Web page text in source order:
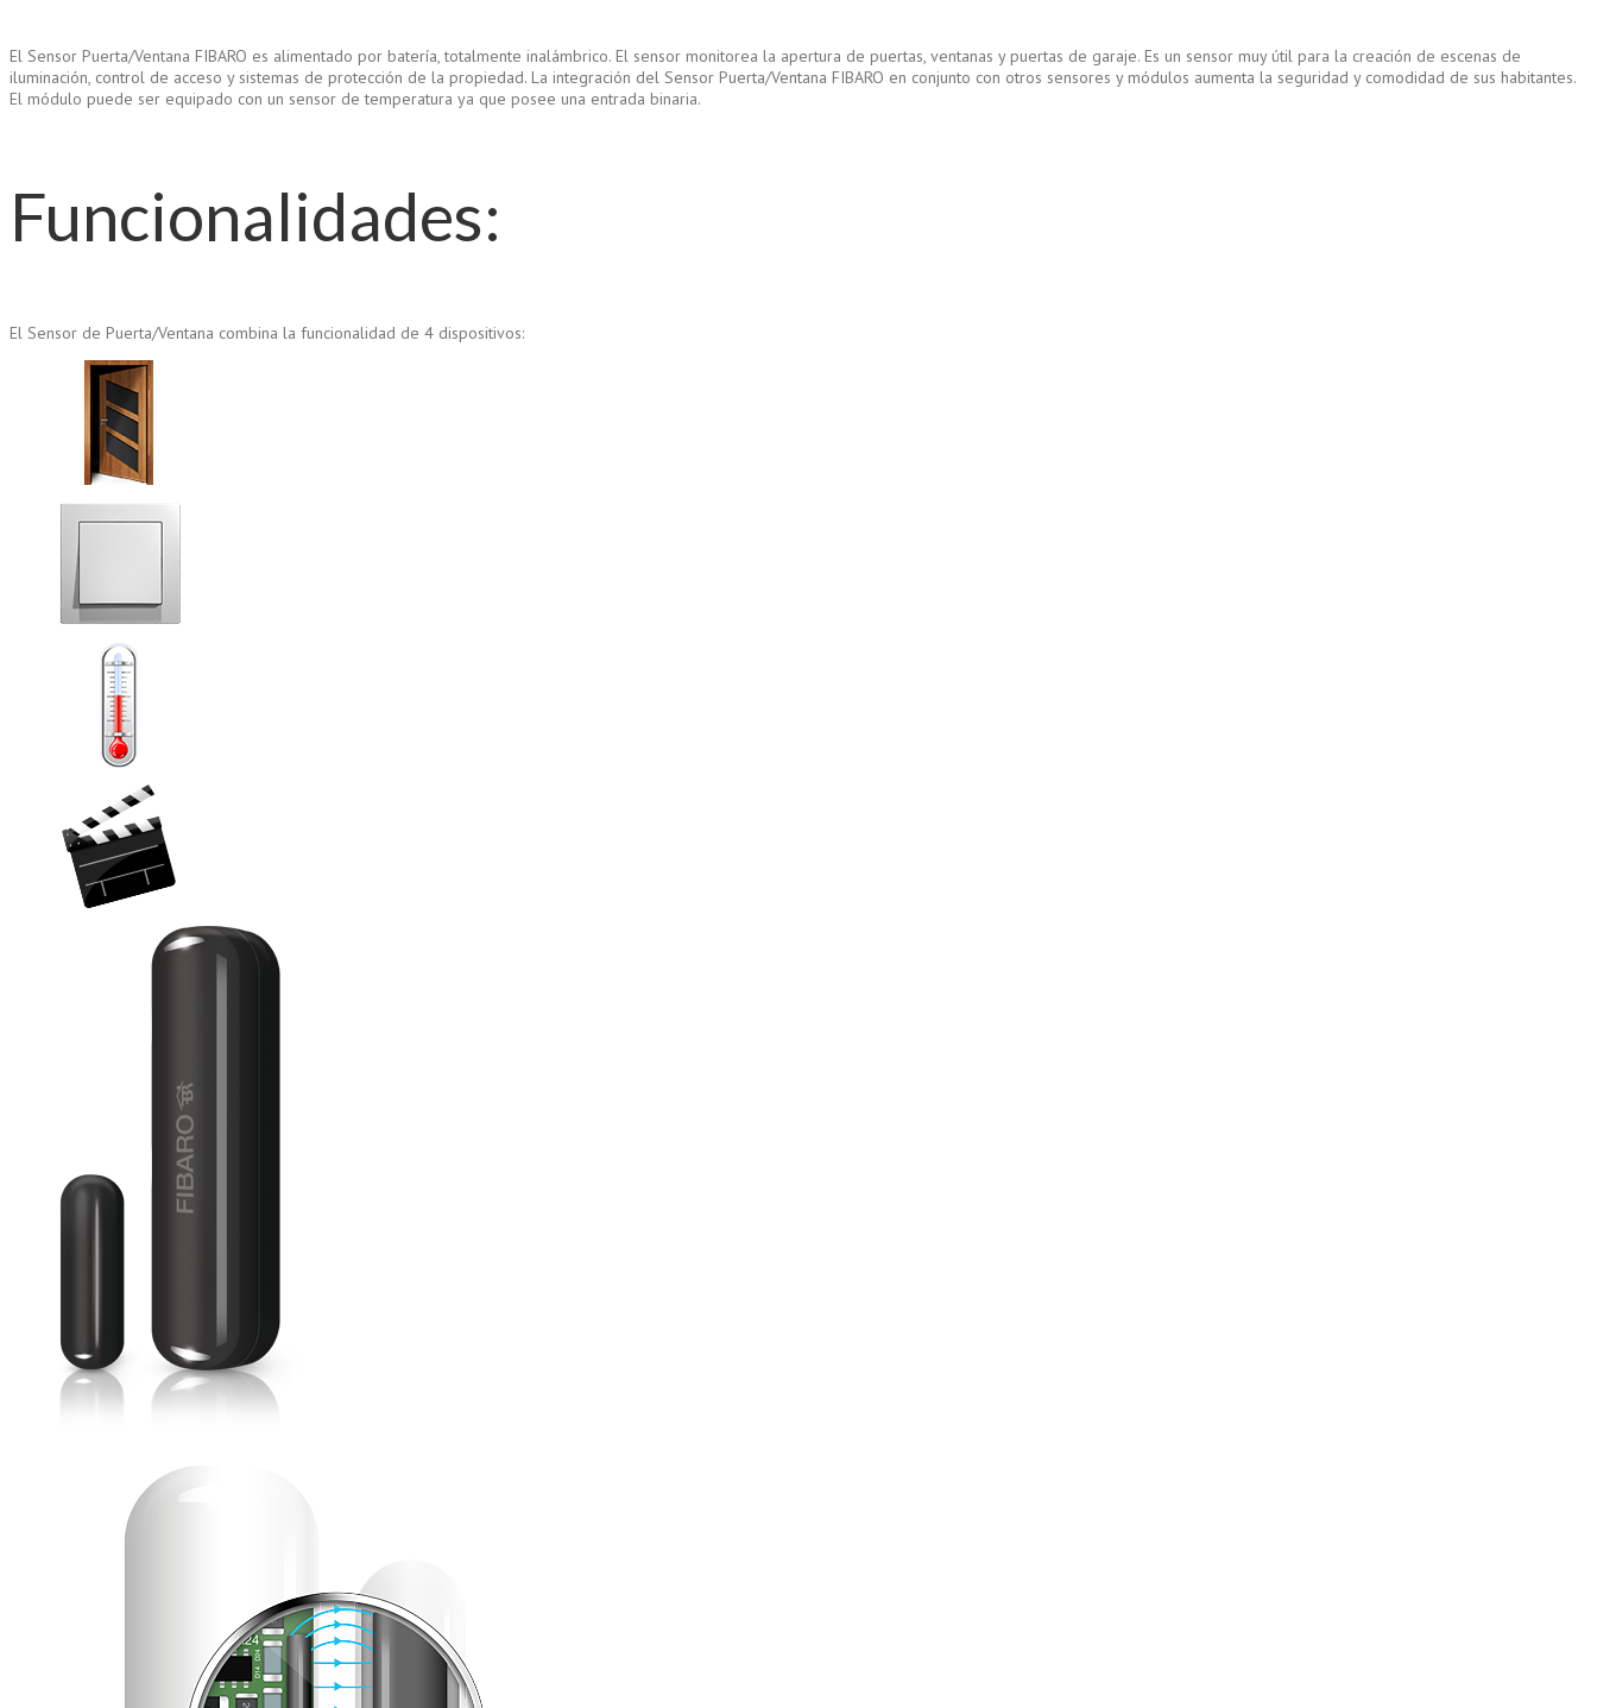
El Sensor Puerta/Ventana FIBARO es alimentado por batería, totalmente inalámbrico. El sensor monitorea la apertura de puertas, ventanas y puertas de garaje. Es un sensor muy útil para la creación de escenas de
iluminación, control de acceso y sistemas de protección de la propiedad. La integración del Sensor Puerta/Ventana FIBARO en conjunto con otros sensores y módulos aumenta la seguridad y comodidad de sus habitantes.
El módulo puede ser equipado con un sensor de temperatura ya que posee una entrada binaria.
Funcionalidades:
El Sensor de Puerta/Ventana combina la funcionalidad de 4 dispositivos: